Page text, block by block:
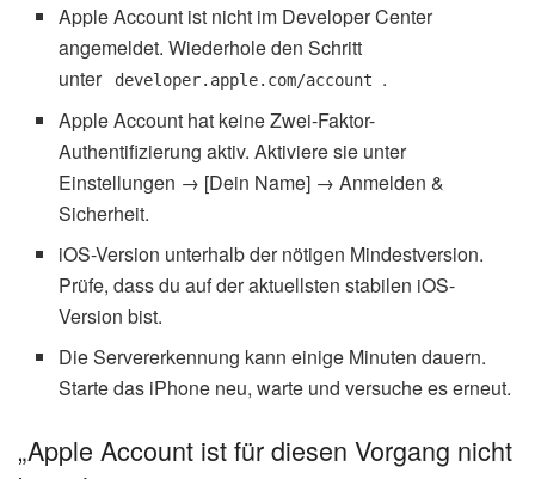
Apple Account ist nicht im Developer Center
angemeldet. Wiederhole den Schritt
unter
developer.apple.com/account
.
Apple Account hat keine Zwei-Faktor-
Authentifizierung aktiv. Aktiviere sie unter
Einstellungen → [Dein Name] → Anmelden &
Sicherheit.
iOS-Version unterhalb der nötigen Mindestversion.
Prüfe, dass du auf der aktuellsten stabilen iOS-
Version bist.
Die Servererkennung kann einige Minuten dauern.
Starte das iPhone neu, warte und versuche es erneut.
„Apple Account ist für diesen Vorgang nicht